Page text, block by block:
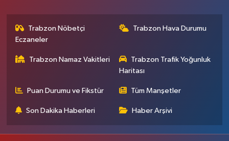
Trabzon Nöbetçi
Eczaneler
Trabzon Hava Durumu
Trabzon Namaz Vakitleri
Trabzon Trafik Yoğunluk
Haritası
Puan Durumu ve Fikstür Tüm Manşetler
Son Dakika Haberleri Haber Arşivi